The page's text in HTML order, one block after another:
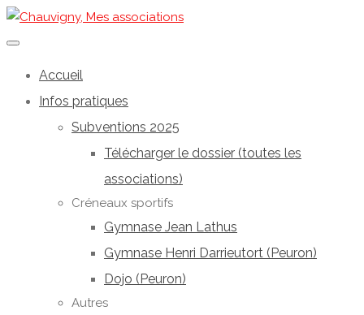
Accueil
Infos pratiques
Subventions 2025
Télécharger le dossier (toutes les
associations)
Créneaux sportifs
Gymnase Jean Lathus
Gymnase Henri Darrieutort (Peuron)
Dojo (Peuron)
Autres